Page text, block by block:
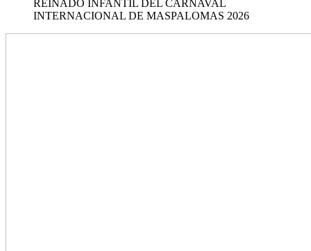
REINADO INFANTIL DEL CARNAVAL
INTERNACIONAL DE MASPALOMAS 2026